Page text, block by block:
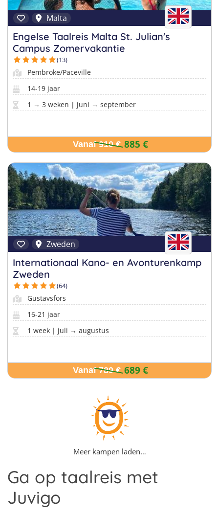
Malta
Engelse Taalreis Malta St. Julian's
Campus Zomervakantie
(13)
Pembroke/Paceville
14-19 jaar
1 → 3 weken | juni → september
Vanaf 910 € 885 €
Zweden
Internationaal Kano- en Avonturenkamp
Zweden
(64)
Gustavsfors
16-21 jaar
1 week | juli → augustus
Vanaf 789 € 689 €
Meer kampen laden…
Ga op taalreis met
Juvigo